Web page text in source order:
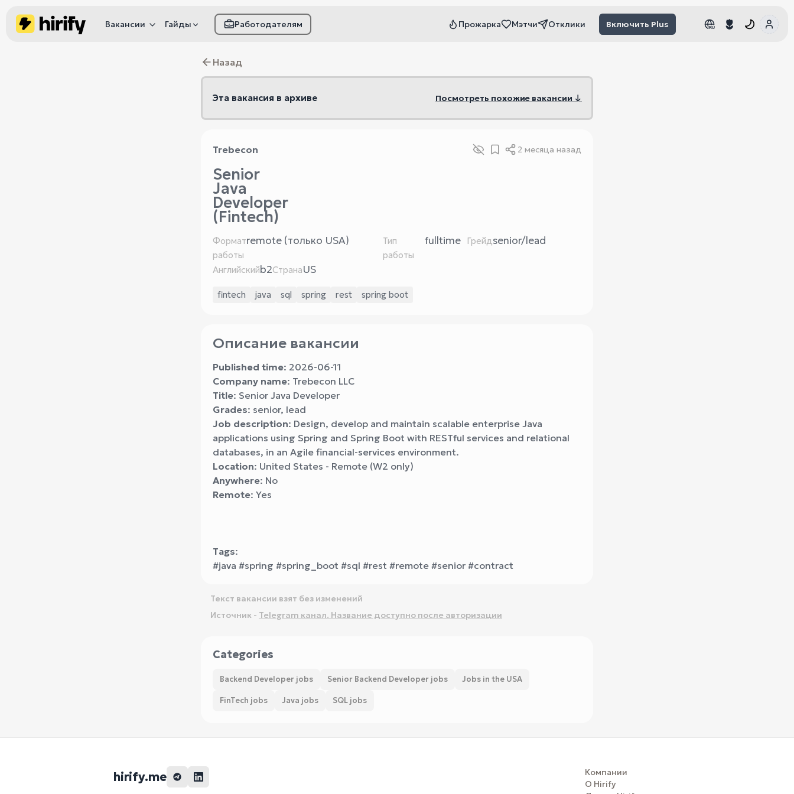
Вакансии Гайды Работодателям Прожарка Мэтчи Отклики Включить Plus RU
Назад
Эта вакансия в архиве Посмотреть похожие вакансии ↓
Trebecon 2 месяца назад
Senior
Java
Developer
(Fintech)
Формат
работы
remote (только USA)
Тип
работы
fulltime Грейдsenior/lead
Английскийb2СтранаUS
fintech java sql spring rest spring boot
Описание вакансии
Published time: 2026-06-11
Company name: Trebecon LLC
Title: Senior Java Developer
Grades: senior, lead
Job description: Design, develop and maintain scalable enterprise Java
applications using Spring and Spring Boot with RESTful services and relational
databases, in an Agile financial-services environment.
Location: United States - Remote (W2 only)
Anywhere: No
Remote: Yes
Tags:
#java #spring #spring_boot #sql #rest #remote #senior #contract
Текст вакансии взят без изменений
Источник - Telegram канал. Название доступно после авторизации
Categories
Backend Developer jobs Senior Backend Developer jobs Jobs in the USA
FinTech jobs Java jobs SQL jobs
hirify.me
Компании
О Hirify